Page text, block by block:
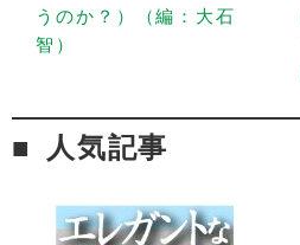
うのか？）（編：大石
智）
人気記事